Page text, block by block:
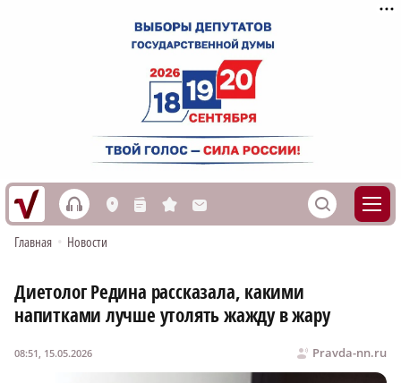
h L n s M S
Главная • Новости
Диетолог Редина рассказала, какими
напитками лучше утолять жажду в жару
Pravda-nn.ru
08:51, 15.05.2026